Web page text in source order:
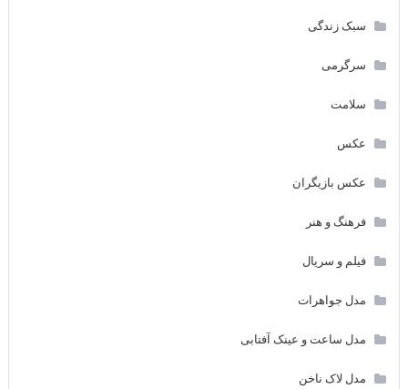
سبک زندگی
سرگرمی
سلامت
عکس
عکس بازیگران
فرهنگ و هنر
فیلم و سریال
مدل جواهرات
مدل ساعت و عینک آفتابی
مدل لاک ناخن